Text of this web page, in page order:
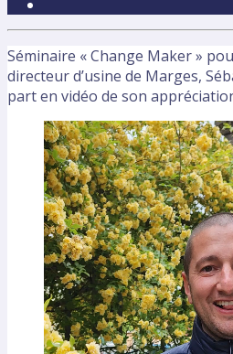
Séminaire « Change Maker »
directeur d’usine de Marges,
part en vidéo de son